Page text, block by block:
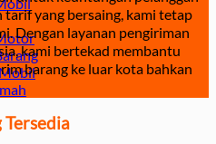
yang bersaing, kami tetap
Dengan layanan pengiriman
kami bertekad membantu
barang ke luar kota bahkan
Tersedia